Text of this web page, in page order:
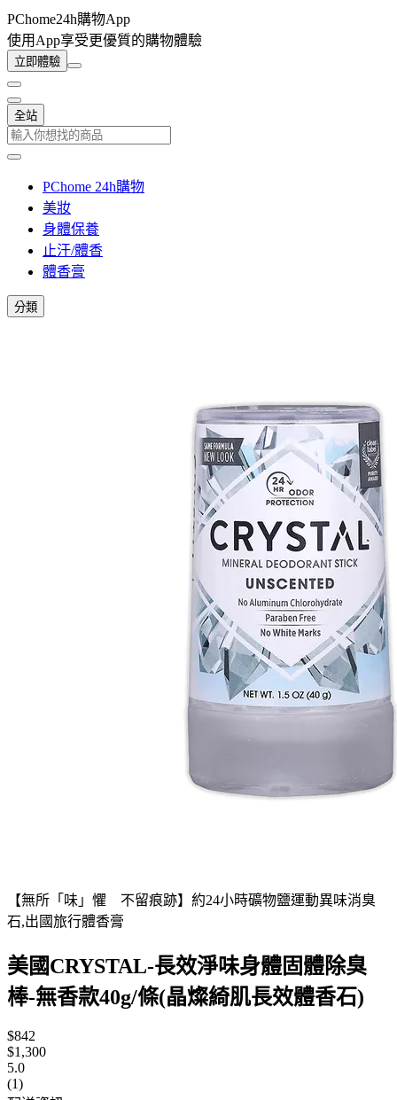
PChome24h購物App
使用App享受更優質的購物體驗
立即體驗
全站
PChome 24h購物
美妝
身體保養
止汗/體香
體香膏
分類
【無所「味」懼 不留痕跡】約24小時礦物鹽運動異味消臭
石,出國旅行體香膏
美國CRYSTAL-長效淨味身體固體除臭
棒-無香款40g/條(晶燦綺肌長效體香石)
$842
$1,300
5.0
(1)